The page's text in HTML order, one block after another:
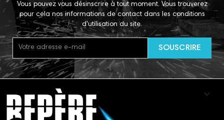
Vous pouvez vous désinscrire à tout moment. Vous trouverez
pour cela nos informations de contact dans les conditions
d'utilisation du site.
